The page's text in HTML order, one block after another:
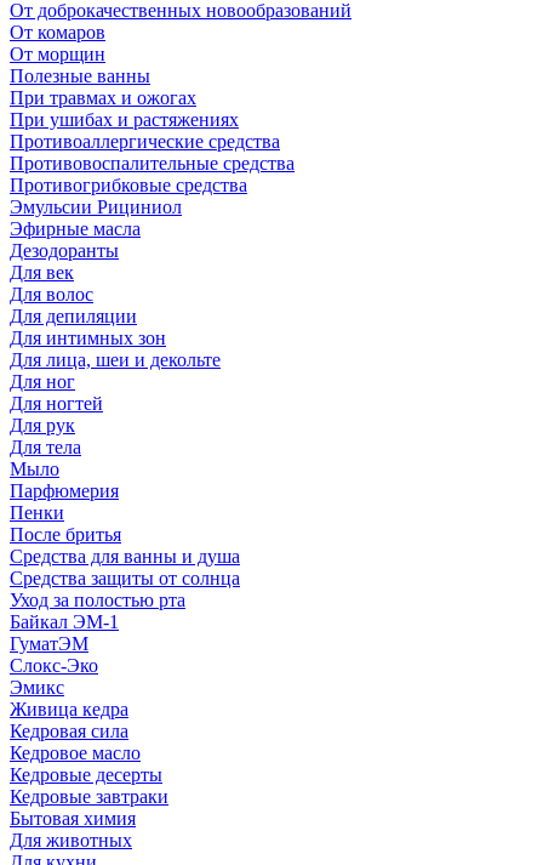
От доброкачественных новообразований
От комаров
От морщин
Полезные ванны
При травмах и ожогах
При ушибах и растяжениях
Противоаллергические средства
Противовоспалительные средства
Противогрибковые средства
Эмульсии Рициниол
Эфирные масла
Дезодоранты
Для век
Для волос
Для депиляции
Для интимных зон
Для лица, шеи и декольте
Для ног
Для ногтей
Для рук
Для тела
Мыло
Парфюмерия
Пенки
После бритья
Средства для ванны и душа
Средства защиты от солнца
Уход за полостью рта
Байкал ЭМ-1
ГуматЭМ
Слокс-Эко
Эмикс
Живица кедра
Кедровая сила
Кедровое масло
Кедровые десерты
Кедровые завтраки
Бытовая химия
Для животных